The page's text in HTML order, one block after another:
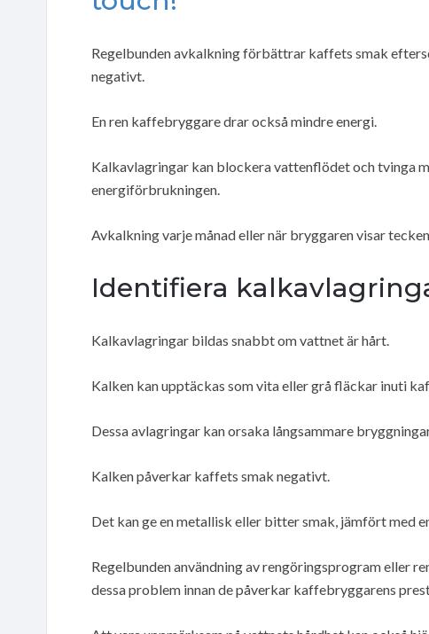
Regelbunden avkalkning förbättrar kaffets smak
negativt.
En ren kaffebryggare drar också mindre energi.
Kalkavlagringar kan blockera vattenflödet och tvinga
energiförbrukningen.
Avkalkning varje månad eller när bryggaren visar
Identifiera
Kalkavlagringar bildas snabbt om vattnet är hårt.
Kalken kan upptäckas som vita eller grå fläckar inuti
Dessa avlagringar kan orsaka långsammare
Kalken påverkar kaffets smak negativt.
Det kan ge en metallisk eller bitter smak, jämfört med
Regelbunden användning av rengöringsprogram eller
dessa problem innan de påverkar kaffebryggarens